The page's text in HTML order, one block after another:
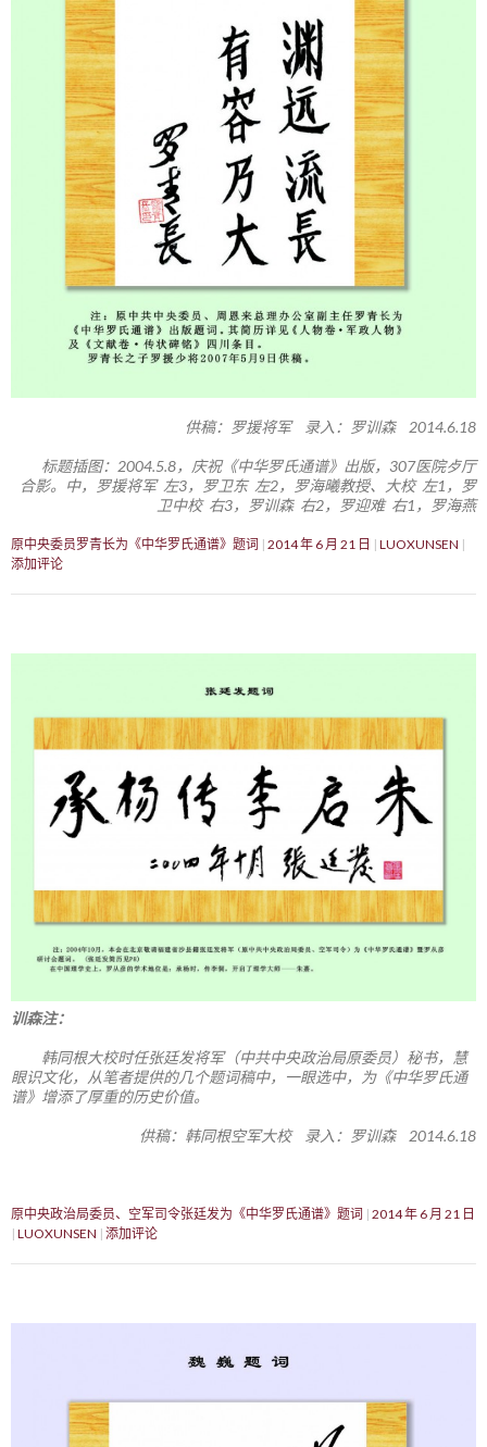
供稿：罗援将军 录入：罗训森 2014.6.18
标题插图：2004.5.8，庆祝《中华罗氏通谱》出版，307医院歺厅
合影。中，罗援将军 左3，罗卫东 左2，罗海曦教授、大校 左1，罗
卫中校 右3，罗训森 右2，罗迎难 右1，罗海燕
原中央委员罗青长为《中华罗氏通谱》题词 2014 年 6 月 21 日
LUOXUNSEN
添加评论
训森注：
韩同根大校时任张廷发将军（中共中央政治局原委员）秘书，慧
眼识文化，从笔者提供的几个题词稿中，一眼选中，为《中华罗氏通
谱》增添了厚重的历史价值。
供稿：韩同根空军大校 录入：罗训森 2014.6.18
原中央政治局委员、空军司令张廷发为《中华罗氏通谱》题词 2014 年 6 月 21 日
LUOXUNSEN 添加评论